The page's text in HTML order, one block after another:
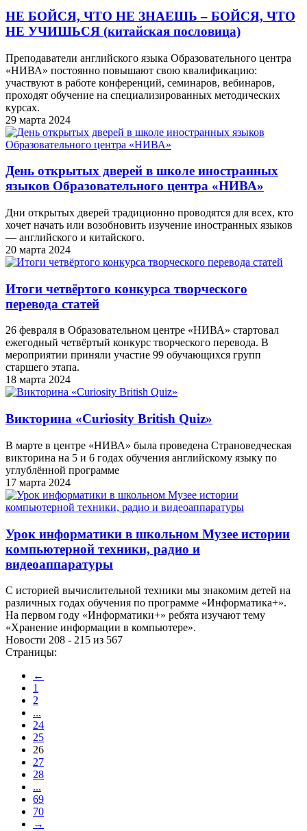
НЕ БОЙСЯ, ЧТО НЕ ЗНАЕШЬ – БОЙСЯ, ЧТО
НЕ УЧИШЬСЯ (китайская пословица)
Преподаватели английского языка Образовательного центра
«НИВА» постоянно повышают свою квалификацию:
участвуют в работе конференций, семинаров, вебинаров,
проходят обучение на специализированных методических
курсах.
29 марта 2024
День открытых дверей в школе иностранных
языков Образовательного центра «НИВА»
Дни открытых дверей традиционно проводятся для всех, кто
хочет начать или возобновить изучение иностранных языков
— английского и китайского.
20 марта 2024
Итоги четвёртого конкурса творческого
перевода статей
26 февраля в Образовательном центре «НИВА» стартовал
ежегодный четвёртый конкурс творческого перевода. В
мероприятии приняли участие 99 обучающихся групп
старшего этапа.
18 марта 2024
Викторина «Curiosity British Quiz»
В марте в центре «НИВА» была проведена Страноведческая
викторина на 5 и 6 годах обучения английскому языку по
углублённой программе
17 марта 2024
Урок информатики в школьном Музее истории
компьютерной техники, радио и
видеоаппаратуры
С историей вычислительной техники мы знакомим детей на
различных годах обучения по программе «Информатика+».
На первом году «Информатики+» ребята изучают тему
«Хранение информации в компьютере».
Новости 208 - 215 из 567
Страницы:
←
1
2
...
24
25
26
27
28
...
69
70
→